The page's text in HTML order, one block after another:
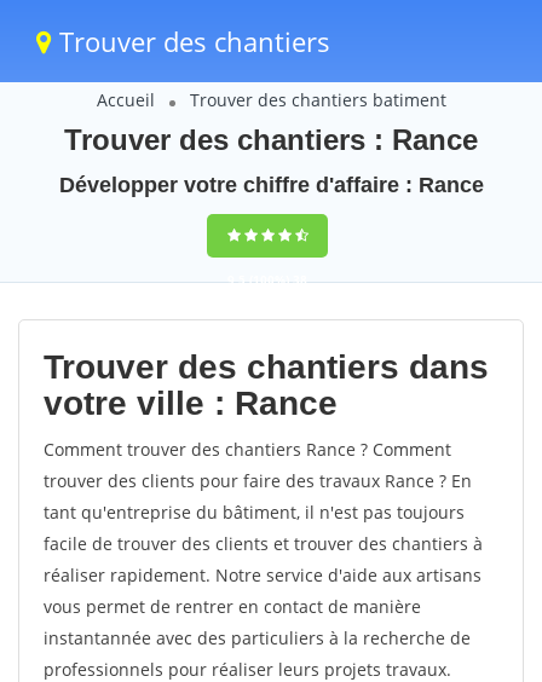
Trouver des chantiers
Accueil Trouver des chantiers batiment
Trouver des chantiers : Rance
Développer votre chiffre d'affaire : Rance
9,5(100%)38
votes
Trouver des chantiers dans
votre ville : Rance
Comment trouver des chantiers Rance ? Comment
trouver des clients pour faire des travaux Rance ? En
tant qu'entreprise du bâtiment, il n'est pas toujours
facile de trouver des clients et trouver des chantiers à
réaliser rapidement. Notre service d'aide aux artisans
vous permet de rentrer en contact de manière
instantannée avec des particuliers à la recherche de
professionnels pour réaliser leurs projets travaux.